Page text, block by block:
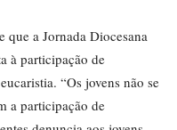
que a Jornada Diocesana
à participação de
“Os jovens não se
a participação de